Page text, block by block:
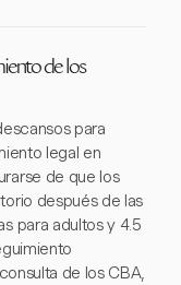
de los
para
legal en
de que los
después de las
para adultos y 4.5
de los CBA,